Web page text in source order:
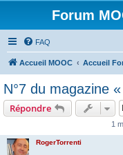
Forum
FAQ
Accueil MOOC Accueil
N°7 du magazine
Répondre
1
RogerTorrenti